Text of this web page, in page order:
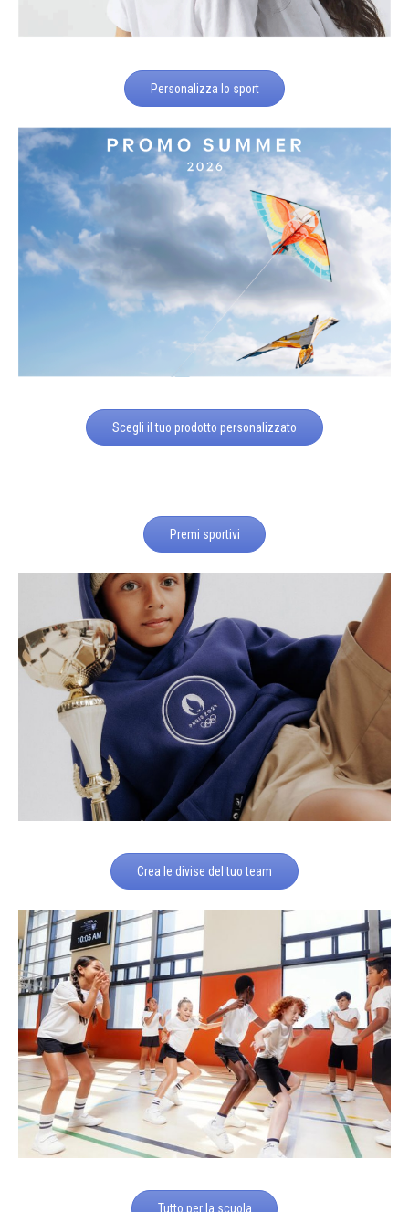
Personalizza lo sport
Scegli il tuo prodotto personalizzato
Premi sportivi
Crea le divise del tuo team
Tutto per la scuola